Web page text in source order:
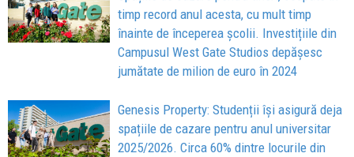
timp record anul acesta, cu mult timp
înainte de începerea școlii. Investițiile din
Campusul West Gate Studios depășesc
jumătate de milion de euro în 2024
Genesis Property: Studenții își asigură deja
spațiile de cazare pentru anul universitar
2025/2026. Circa 60% dintre locurile din